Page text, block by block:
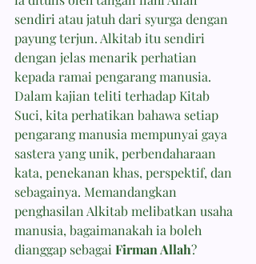
sendiri atau jatuh dari syurga dengan
payung terjun. Alkitab itu sendiri
dengan jelas menarik perhatian
kepada ramai pengarang manusia.
Dalam kajian teliti terhadap Kitab
Suci, kita perhatikan bahawa setiap
pengarang manusia mempunyai gaya
sastera yang unik, perbendaharaan
kata, penekanan khas, perspektif, dan
sebagainya. Memandangkan
penghasilan Alkitab melibatkan usaha
manusia, bagaimanakah ia boleh
dianggap sebagai Firman Allah?